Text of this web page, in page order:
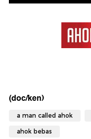
(doc/ken)
a man called ahok
ahok bebas